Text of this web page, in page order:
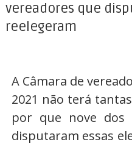
vereadores que
reelegeram
A Câmara de
2021 não terá
por que nove dos
disputaram essas